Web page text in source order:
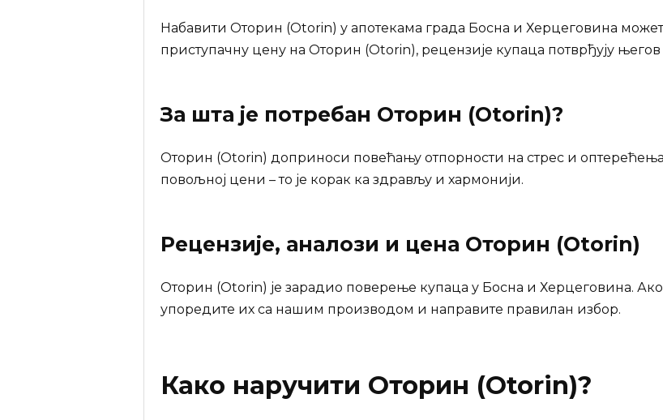
Набавити Оторин (Otorin) у апотекама града Босна и Херцеговина
приступачну цену на Оторин (Otorin), рецензије купаца потврђују његов
За шта је потребан Оторин (Otorin)?
Оторин (Otorin) доприноси повећању отпорности на стрес и
повољној цени – то је корак ка здрављу и хармонији.
Рецензије, аналози и цена Оторин (Otorin)
Оторин (Otorin) је зарадио поверење купаца у Босна и Херцеговина.
упоредите их са нашим производом и направите правилан избор.
Како наручити Оторин (Otorin)?